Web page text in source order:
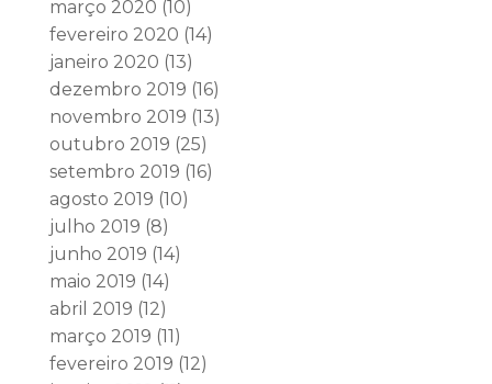
março 2020 (10)
fevereiro 2020 (14)
janeiro 2020 (13)
dezembro 2019 (16)
novembro 2019 (13)
outubro 2019 (25)
setembro 2019 (16)
agosto 2019 (10)
julho 2019 (8)
junho 2019 (14)
maio 2019 (14)
abril 2019 (12)
março 2019 (11)
fevereiro 2019 (12)